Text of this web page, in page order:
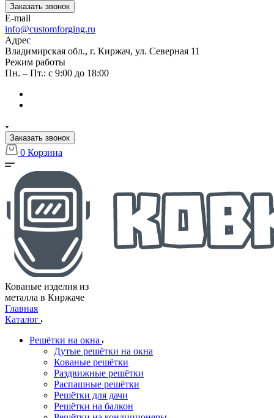
Заказать звонок
E-mail
info@customforging.ru
Адрес
Владимирская обл., г. Киржач, ул. Северная 11
Режим работы
Пн. – Пт.: с 9:00 до 18:00
Заказать звонок
0 Корзина
Кованые изделия из
металла в Киржаче
Главная
Каталог
Решётки на окна
Дутые решётки на окна
Кованые решётки
Раздвижные решётки
Распашные решётки
Решётки для дачи
Решётки на балкон